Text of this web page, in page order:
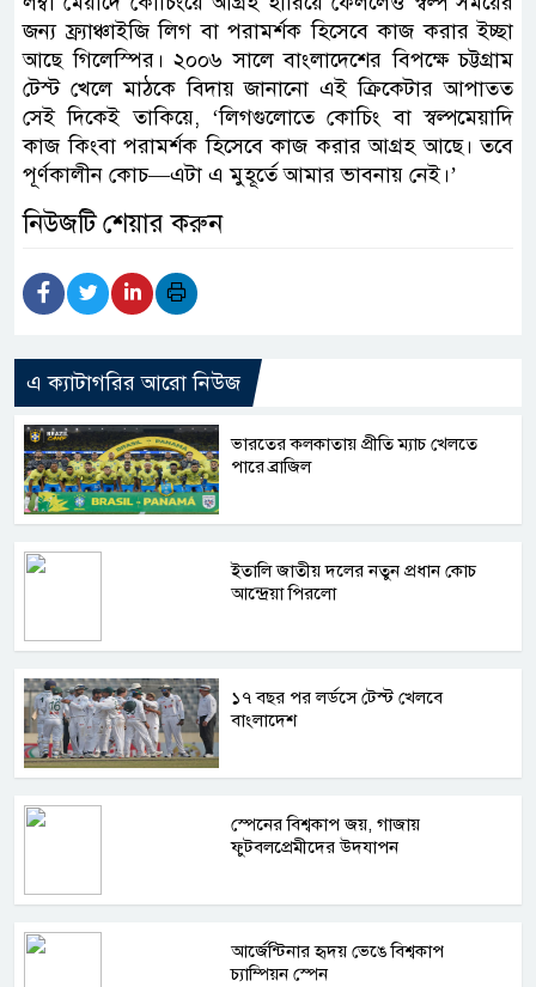
জন্য ফ্র্যাঞ্চাইজি লিগ বা পরামর্শক হিসেবে কাজ করার ইচ্ছা
আছে গিলেস্পির। ২০০৬ সালে বাংলাদেশের বিপক্ষে চট্টগ্রাম
টেস্ট খেলে মাঠকে বিদায় জানানো এই ক্রিকেটার আপাতত
সেই দিকেই তাকিয়ে, ‘লিগগুলোতে কোচিং বা স্বল্পমেয়াদি
কাজ কিংবা পরামর্শক হিসেবে কাজ করার আগ্রহ আছে। তবে
পূর্ণকালীন কোচ—এটা এ মুহূর্তে আমার ভাবনায় নেই।’
নিউজটি শেয়ার করুন
এ ক্যাটাগরির আরো নিউজ
ভারতের কলকাতায় প্রীতি ম্যাচ খেলতে
পারে ব্রাজিল
ইতালি জাতীয় দলের নতুন প্রধান কোচ
আন্দ্রেয়া পিরলো
১৭ বছর পর লর্ডসে টেস্ট খেলবে
বাংলাদেশ
স্পেনের বিশ্বকাপ জয়, গাজায়
ফুটবলপ্রেমীদের উদযাপন
আর্জেন্টিনার হৃদয় ভেঙে বিশ্বকাপ
চ্যাম্পিয়ন স্পেন